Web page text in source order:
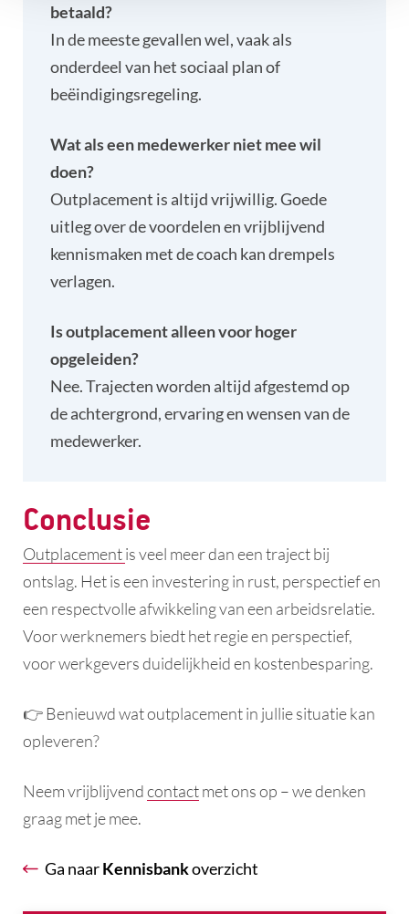
betaald?
In de meeste gevallen wel, vaak als
onderdeel van het sociaal plan of
beëindigingsregeling.
Wat als een medewerker niet mee wil
doen?
Outplacement is altijd vrijwillig. Goede
uitleg over de voordelen en vrijblijvend
kennismaken met de coach kan drempels
verlagen.
Is outplacement alleen voor hoger
opgeleiden?
Nee. Trajecten worden altijd afgestemd op
de achtergrond, ervaring en wensen van de
medewerker.
Conclusie
Outplacementis veel meer dan een traject bij
ontslag. Het is een investering in rust, perspectief en
een respectvolle afwikkeling van een arbeidsrelatie.
Voor werknemers biedt het regie en perspectief,
voor werkgevers duidelijkheid en kostenbesparing.
👉 Benieuwd wat outplacement in jullie situatie kan
opleveren?
Neem vrijblijvendcontactmet ons op – we denken
graag met je mee.
Ga naarKennisbankoverzicht